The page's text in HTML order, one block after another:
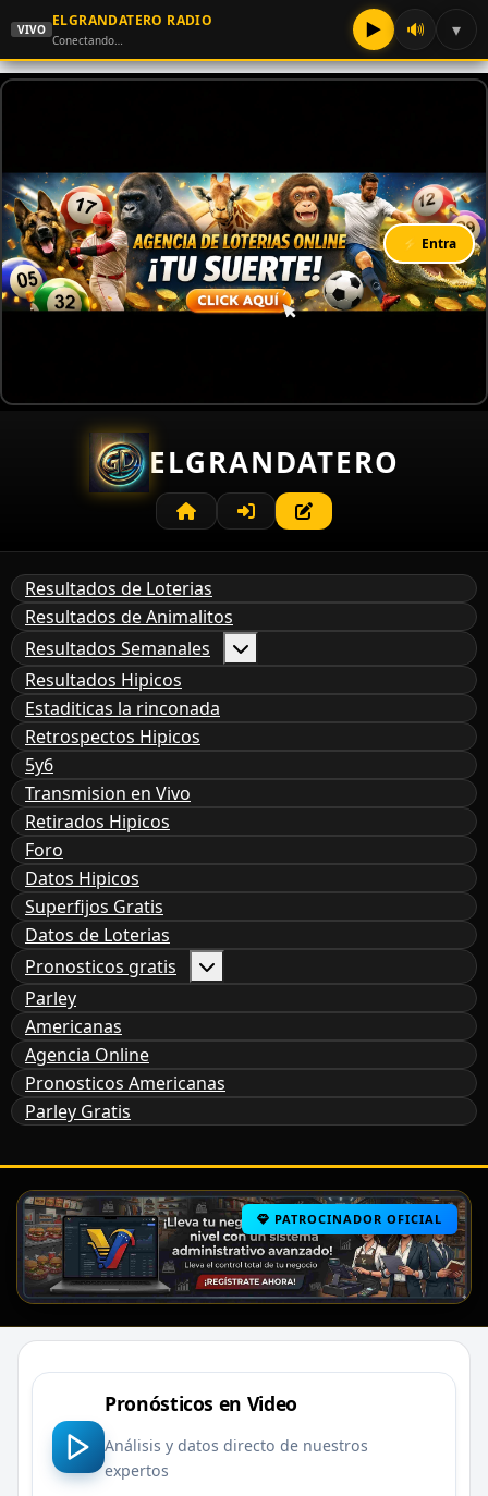
VIVO
ELGRANDATERO RADIO
Conectando… ▶ 🔊 ▾
⚡ Entra
ELGRANDATERO
Resultados de Loterias
Resultados de Animalitos
Resultados Semanales
Resultados Hipicos
Estaditicas la rinconada
Retrospectos Hipicos
5y6
Transmision en Vivo
Retirados Hipicos
Foro
Datos Hipicos
Superfijos Gratis
Datos de Loterias
Pronosticos gratis
Parley
Americanas
Agencia Online
Pronosticos Americanas
Parley Gratis
PATROCINADOR OFICIAL
Pronósticos en Video
Análisis y datos directo de nuestros
expertos